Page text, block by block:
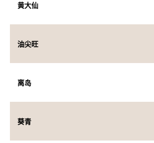
黄大仙
油尖旺
离岛
葵青